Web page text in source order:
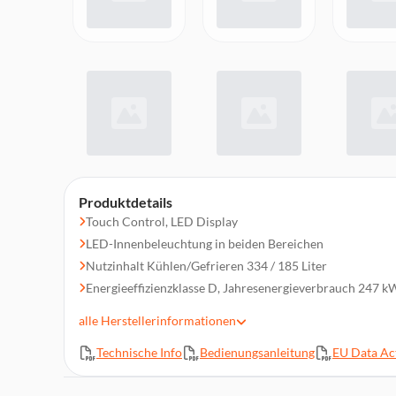
Produktdetails
Touch Control, LED Display
LED-Innenbeleuchtung in beiden Bereichen
Nutzinhalt Kühlen/Gefrieren 334 / 185 Liter
Energieeffizienzklasse D, Jahresenergieverbrauch 247
Multiflow 360° - Multi 3D Luftzirkulation, langlebiger
4 Glasabstellflächen im Kühlteil, 5 Glasabstellflächen
alle Herstellerinformationen
Technische Info Bedienungsanleitung EU Data